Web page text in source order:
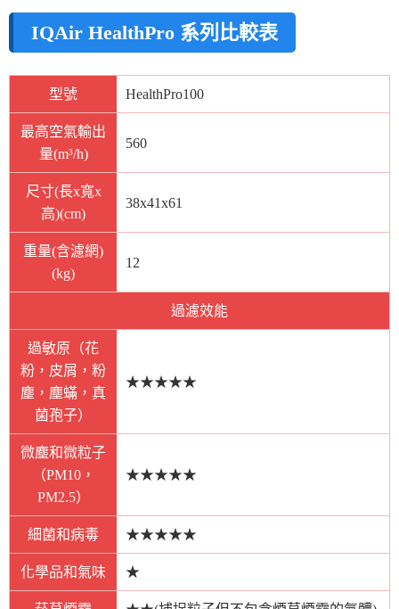
IQAir HealthPro 系列比較表
型號 HealthPro100
最高空氣輸出
量(m³/h)
560
尺寸(長x寬x
高)(cm)
38x41x61
重量(含濾網)
(kg)
12
過濾效能
過敏原（花
粉，皮屑，粉
塵，塵蟎，真
菌孢子）
★★★★★
微塵和微粒子
（PM10，
PM2.5）
★★★★★
細菌和病毒 ★★★★★
化學品和氣味 ★